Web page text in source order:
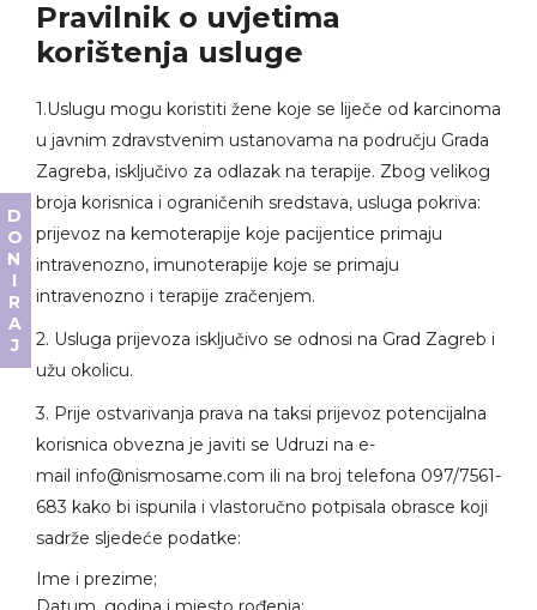
Pravilnik o uvjetima
korištenja usluge
1.Uslugu mogu koristiti žene koje se liječe od karcinoma
u javnim zdravstvenim ustanovama na području Grada
Zagreba, isključivo za odlazak na terapije. Zbog velikog
broja korisnica i ograničenih sredstava, usluga pokriva:
prijevoz na kemoterapije koje pacijentice primaju
intravenozno, imunoterapije koje se primaju
intravenozno i terapije zračenjem.
2. Usluga prijevoza isključivo se odnosi na Grad Zagreb i
užu okolicu.
3. Prije ostvarivanja prava na taksi prijevoz potencijalna
korisnica obvezna je javiti se Udruzi na e-
mail info@nismosame.com ili na broj telefona 097/7561-
683 kako bi ispunila i vlastoručno potpisala obrasce koji
sadrže sljedeće podatke:
Ime i prezime;
DONIRAJ